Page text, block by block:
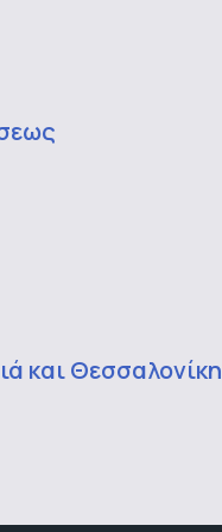
και Θεσσαλονίκη